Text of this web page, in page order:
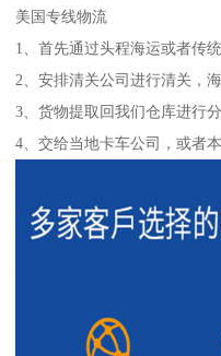
美国专线物流
1、首先通过头程海运或者传
2、安排清关公司进行清关，
3、货物提取回我们仓库进行
4、交给当地卡车公司，或者